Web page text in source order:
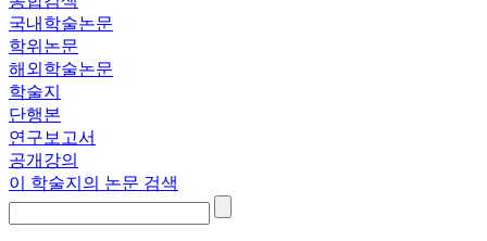
국내학술논문
학위논문
해외학술논문
학술지
단행본
연구보고서
공개강의
이 학술지의 논문 검색